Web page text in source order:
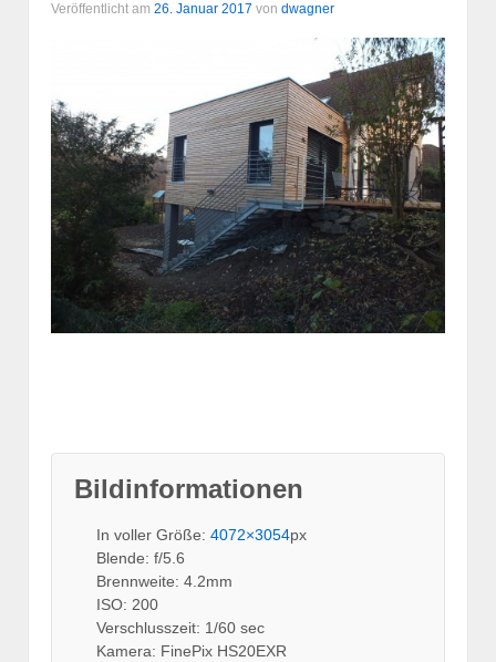
Veröffentlicht am 26. Januar 2017 von dwagner
Bildinformationen
In voller Größe: 4072×3054px
Blende: f/5.6
Brennweite: 4.2mm
ISO: 200
Verschlusszeit: 1/60 sec
Kamera: FinePix HS20EXR